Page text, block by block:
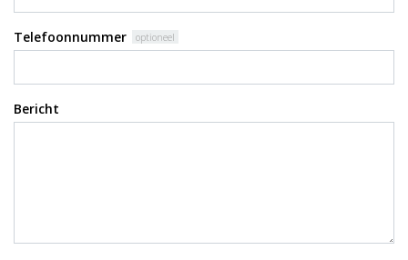
Telefoonnummer optioneel
Bericht